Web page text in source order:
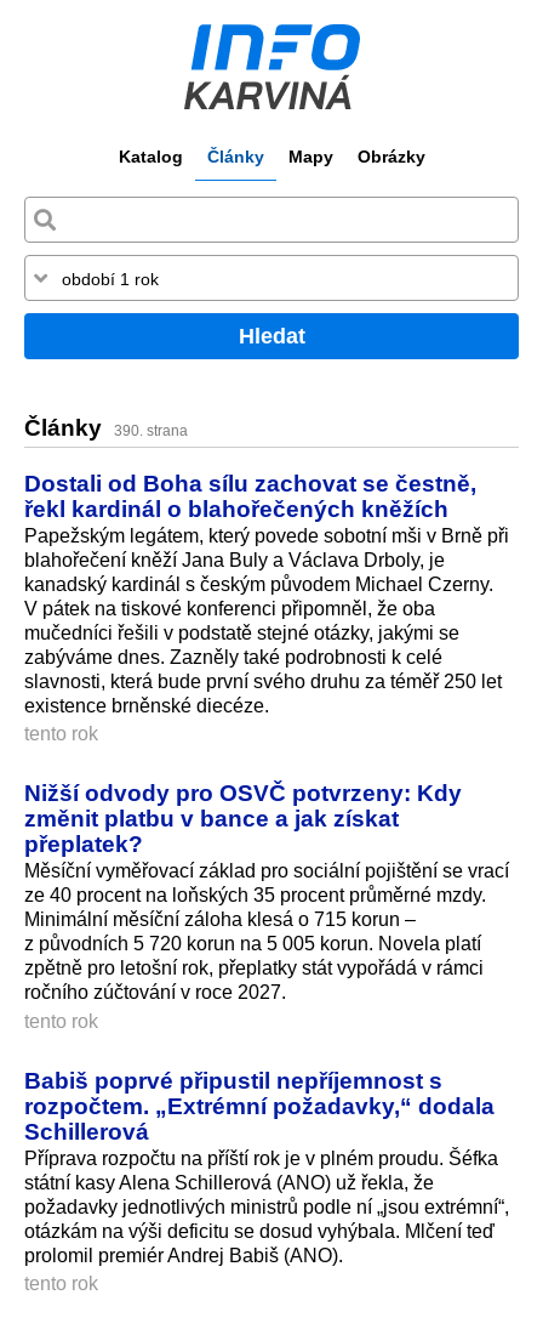
Katalog Články Mapy Obrázky
Hledat
Články 390. strana
Dostali od Boha sílu zachovat se čestně,
řekl kardinál o blahořečených kněžích
Papežským legátem, který povede sobotní mši v Brně při
blahořečení kněží Jana Buly a Václava Drboly, je
kanadský kardinál s českým původem Michael Czerny.
V pátek na tiskové konferenci připomněl, že oba
mučedníci řešili v podstatě stejné otázky, jakými se
zabýváme dnes. Zazněly také podrobnosti k celé
slavnosti, která bude první svého druhu za téměř 250 let
existence brněnské diecéze.
tento rok
Nižší odvody pro OSVČ potvrzeny: Kdy
změnit platbu v bance a jak získat
přeplatek?
Měsíční vyměřovací základ pro sociální pojištění se vrací
ze 40 procent na loňských 35 procent průměrné mzdy.
Minimální měsíční záloha klesá o 715 korun –
z původních 5 720 korun na 5 005 korun. Novela platí
zpětně pro letošní rok, přeplatky stát vypořádá v rámci
ročního zúčtování v roce 2027.
tento rok
Babiš poprvé připustil nepříjemnost s
rozpočtem. „Extrémní požadavky,“ dodala
Schillerová
Příprava rozpočtu na příští rok je v plném proudu. Šéfka
státní kasy Alena Schillerová (ANO) už řekla, že
požadavky jednotlivých ministrů podle ní „jsou extrémní“,
otázkám na výši deficitu se dosud vyhýbala. Mlčení teď
prolomil premiér Andrej Babiš (ANO).
tento rok